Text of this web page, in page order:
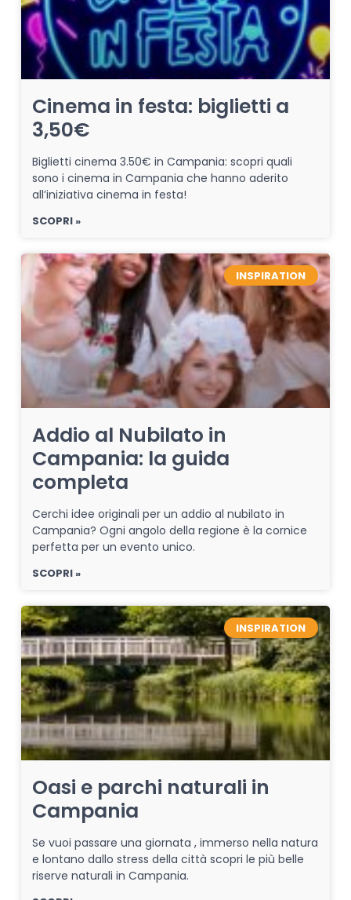
Cinema in festa: biglietti a
3,50€
Biglietti cinema 3.50€ in Campania: scopri quali
sono i cinema in Campania che hanno aderito
all’iniziativa cinema in festa!
SCOPRI »
INSPIRATION
Addio al Nubilato in
Campania: la guida
completa
Cerchi idee originali per un addio al nubilato in
Campania? Ogni angolo della regione è la cornice
perfetta per un evento unico.
SCOPRI »
INSPIRATION
Oasi e parchi naturali in
Campania
Se vuoi passare una giornata , immerso nella natura
e lontano dallo stress della città scopri le più belle
riserve naturali in Campania.